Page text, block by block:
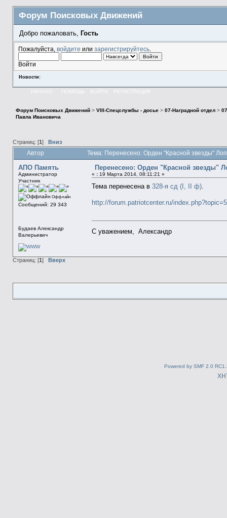
Форум Поисковых Движений
Добро пожаловать, Гость
Пожалуйста, войдите или зарегистрируйтесь.
Войти
Новости:
НАЧАЛО ПОМОЩЬ ВОЙТИ РЕГИСТРАЦИЯ
Форум Поисковых Движений> VIII-Спецслужбы - досье> 07-Наградной отдел>
Павла Ивановича
Страниц: [1 ] Вниз
Автор Тема: Перенесено: Орден "Красной звезды"
АПО Память
Администратор
Участник
Оффлайн
Сообщений: 29 343
Будаев Александр
Валерьевич
Перенесено: Орден "Красной звезды"
« :19 Марта 2014, 08:11:21 »
Тема перенесена в 328-я сд (I, II ф).
http://forum.patriotcenter.ru/
С уважением, Александр
Страниц: [1] Вверх
Powered by SMF 2.0